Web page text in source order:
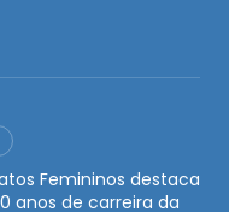
Femininos destaca
anos de carreira da